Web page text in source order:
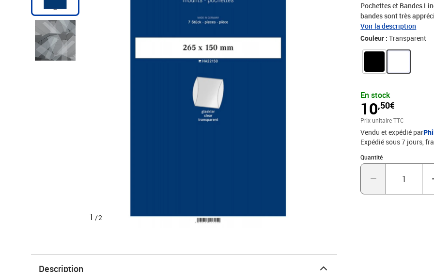
1 /2
Pochettes et Bandes
bandes sont très
plastique fin spécial
La partie avant de la
des feuilles pré-
bandes de la marque
en Allemagne.
Voir la description
Couleur :Transparent
En stock
10,50€
Prix unitaire TTC
Vendu et expédié par
Expédié sous 7 jours,
Quantité
Quantité : 1
Description